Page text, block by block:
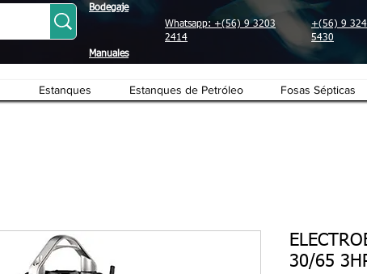
Bodegaje
Whatsapp: +(56) 9 3203
2414
+(56) 9
5430
Manuales
Estanques Estanques de Petróleo Fosas Sépticas
30/65